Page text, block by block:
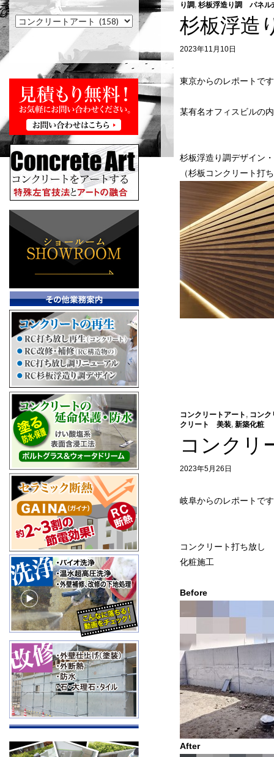
り調, 杉板浮造り調 パネル
杉板浮造
2023年11月10日
東京からのレポートで
某有名オフィスビルの
杉板浮造り調デザイン
（杉板コンクリート
コンクリートアート , コンク
クリート 美装, 新築化粧
コンクリ
2023年5月26日
岐阜からのレポートで
コンクリート打ち放し
化粧施工
Before
After